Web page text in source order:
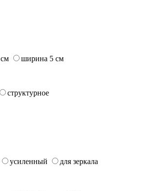
см ширина 5 см
структурное
усиленный
для зеркала